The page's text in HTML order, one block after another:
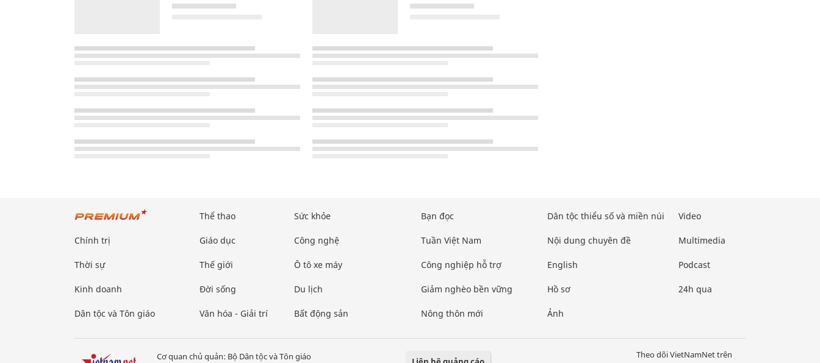
Chính trị
Thời sự
Kinh doanh
Dân tộc và Tôn giáo
Thể thao
Giáo dục
Thế giới
Đời sống
Văn hóa - Giải trí
Sức khỏe
Công nghệ
Ô tô xe máy
Du lịch
Bất động sản
Bạn đọc
Tuần Việt Nam
Công nghiệp hỗ trợ
Giảm nghèo bền vững
Nông thôn mới
Dân tộc thiểu số và miền núi
Nội dung chuyên đề
English
Hồ sơ
Ảnh
Video
Multimedia
Podcast
24h qua
Cơ quan chủ quản: Bộ Dân tộc và Tôn giáo Theo dõi VietNamNet trên